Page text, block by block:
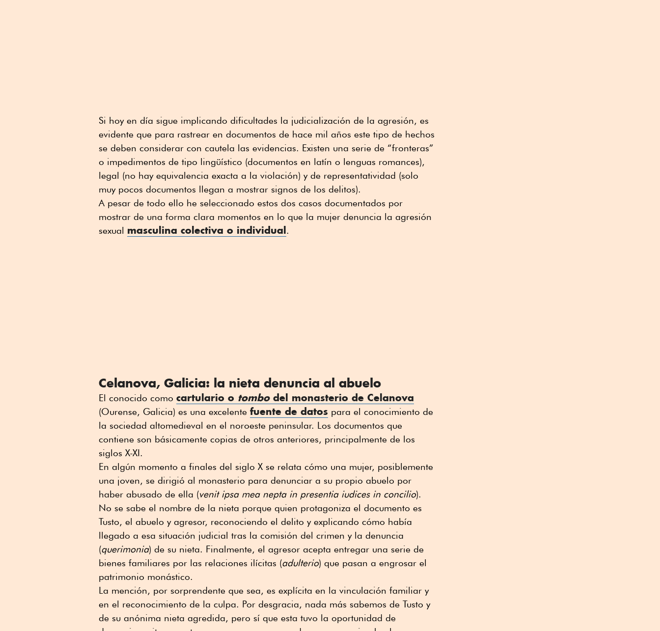
Si hoy en día sigue implicando dificultades la judicialización de la agresión, es
evidente que para rastrear en documentos de hace mil años este tipo de hechos
se deben considerar con cautela las evidencias. Existen una serie de “fronteras”
o impedimentos de tipo lingüístico (documentos en latín o lenguas romances),
legal (no hay equivalencia exacta a la violación) y de representatividad (solo
muy pocos documentos llegan a mostrar signos de los delitos).
A pesar de todo ello he seleccionado estos dos casos documentados por
mostrar de una forma clara momentos en lo que la mujer denuncia la agresión
sexual masculina colectiva o individual.
Celanova, Galicia: la nieta denuncia al abuelo
El conocido como cartulario o tombodel monasterio de Celanova
(Ourense, Galicia) es una excelente fuente de datos para el conocimiento de
la sociedad altomedieval en el noroeste peninsular. Los documentos que
contiene son básicamente copias de otros anteriores, principalmente de los
siglos X-XI.
En algún momento a finales del siglo X se relata cómo una mujer, posiblemente
una joven, se dirigió al monasterio para denunciar a su propio abuelo por
haber abusado de ella (venit ipsa mea nepta in presentia iudices in concilio).
No se sabe el nombre de la nieta porque quien protagoniza el documento es
Tusto, el abuelo y agresor, reconociendo el delito y explicando cómo había
llegado a esa situación judicial tras la comisión del crimen y la denuncia
(querimonia) de su nieta. Finalmente, el agresor acepta entregar una serie de
bienes familiares por las relaciones ilícitas (adulterio) que pasan a engrosar el
patrimonio monástico.
La mención, por sorprendente que sea, es explícita en la vinculación familiar y
en el reconocimiento de la culpa. Por desgracia, nada más sabemos de Tusto y
de su anónima nieta agredida, pero sí que esta tuvo la oportunidad de